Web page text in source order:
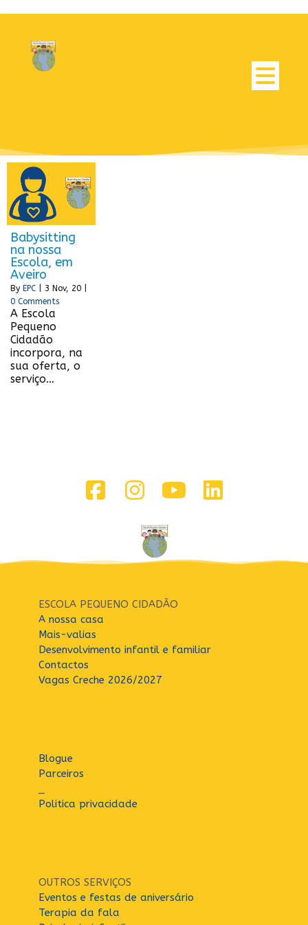
Babysitting
na nossa
Escola, em
Aveiro
By EPC 3 Nov, 20
0 Comments
A Escola
Pequeno
Cidadão
incorpora, na
sua oferta, o
serviço…
ESCOLA PEQUENO CIDADÃO
A nossa casa
Mais-valias
Desenvolvimento infantil e familiar
Contactos
Vagas Creche 2026/2027
Blogue
Parceiros
Politica privacidade
OUTROS SERVIÇOS
Eventos e festas de aniversário
Terapia da fala